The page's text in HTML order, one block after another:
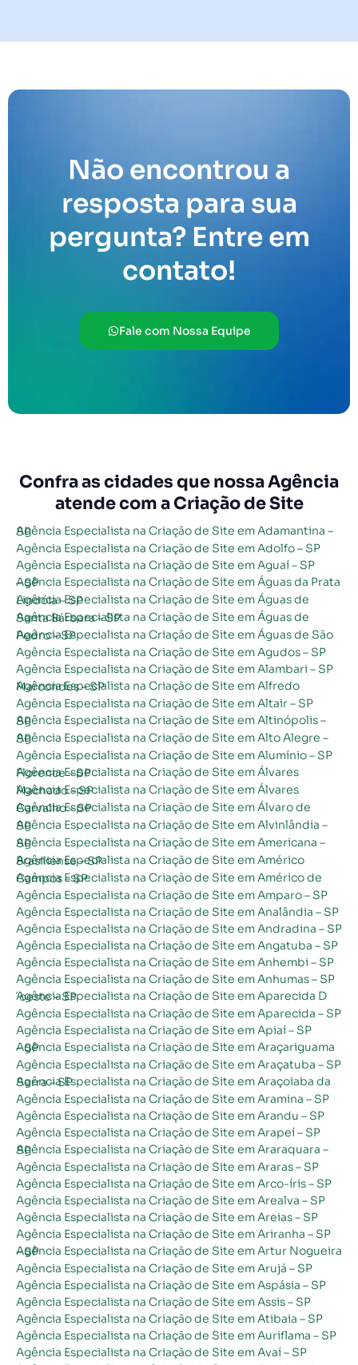
Não encontrou a
resposta para sua
pergunta? Entre em
contato!
Fale com Nossa Equipe
Confra as cidades que nossa Agência
atende com a Criação de Site
Agência Especialista na Criação de Site em Adamantina – SP
Agência Especialista na Criação de Site em Adolfo – SP
Agência Especialista na Criação de Site em Aguaí – SP
Agência Especialista na Criação de Site em Águas da Prata – SP
Agência Especialista na Criação de Site em Águas de Lindóia – SP
Agência Especialista na Criação de Site em Águas de Santa Bárbara – SP
Agência Especialista na Criação de Site em Águas de São Pedro – SP
Agência Especialista na Criação de Site em Agudos – SP
Agência Especialista na Criação de Site em Alambari – SP
Agência Especialista na Criação de Site em Alfredo Marcondes – SP
Agência Especialista na Criação de Site em Altair – SP
Agência Especialista na Criação de Site em Altinópolis – SP
Agência Especialista na Criação de Site em Alto Alegre – SP
Agência Especialista na Criação de Site em Alumínio – SP
Agência Especialista na Criação de Site em Álvares Florence – SP
Agência Especialista na Criação de Site em Álvares Machado – SP
Agência Especialista na Criação de Site em Álvaro de Carvalho – SP
Agência Especialista na Criação de Site em Alvinlândia – SP
Agência Especialista na Criação de Site em Americana – SP
Agência Especialista na Criação de Site em Américo Brasiliense – SP
Agência Especialista na Criação de Site em Américo de Campos – SP
Agência Especialista na Criação de Site em Amparo – SP
Agência Especialista na Criação de Site em Analândia – SP
Agência Especialista na Criação de Site em Andradina – SP
Agência Especialista na Criação de Site em Angatuba – SP
Agência Especialista na Criação de Site em Anhembi – SP
Agência Especialista na Criação de Site em Anhumas – SP
Agência Especialista na Criação de Site em Aparecida D´oeste – SP
Agência Especialista na Criação de Site em Aparecida – SP
Agência Especialista na Criação de Site em Apiaí – SP
Agência Especialista na Criação de Site em Araçariguama – SP
Agência Especialista na Criação de Site em Araçatuba – SP
Agência Especialista na Criação de Site em Araçoiaba da Serra – SP
Agência Especialista na Criação de Site em Aramina – SP
Agência Especialista na Criação de Site em Arandu – SP
Agência Especialista na Criação de Site em Arapeí – SP
Agência Especialista na Criação de Site em Araraquara – SP
Agência Especialista na Criação de Site em Araras – SP
Agência Especialista na Criação de Site em Arco-íris – SP
Agência Especialista na Criação de Site em Arealva – SP
Agência Especialista na Criação de Site em Areias – SP
Agência Especialista na Criação de Site em Ariranha – SP
Agência Especialista na Criação de Site em Artur Nogueira – SP
Agência Especialista na Criação de Site em Arujá – SP
Agência Especialista na Criação de Site em Aspásia – SP
Agência Especialista na Criação de Site em Assis – SP
Agência Especialista na Criação de Site em Atibaia – SP
Agência Especialista na Criação de Site em Auriflama – SP
Agência Especialista na Criação de Site em Avaí – SP